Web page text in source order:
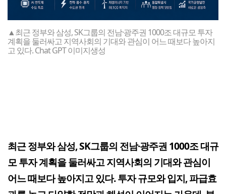
▲최근 정부와 삼성, SK그룹의 전남·광주권 1000조 대규모 투자
계획을 둘러싸고 지역사회의 기대와 관심이 어느 때보다 높아지
고 있다. Chat GPT 이미지생성
최근 정부와 삼성, SK그룹의 전남·광주권 1000조 대규
모 투자 계획을 둘러싸고 지역사회의 기대와 관심이
어느 때보다 높아지고 있다. 투자 규모와 입지, 파급효